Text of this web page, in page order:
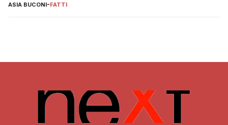
ASIA BUCONI-FATTI